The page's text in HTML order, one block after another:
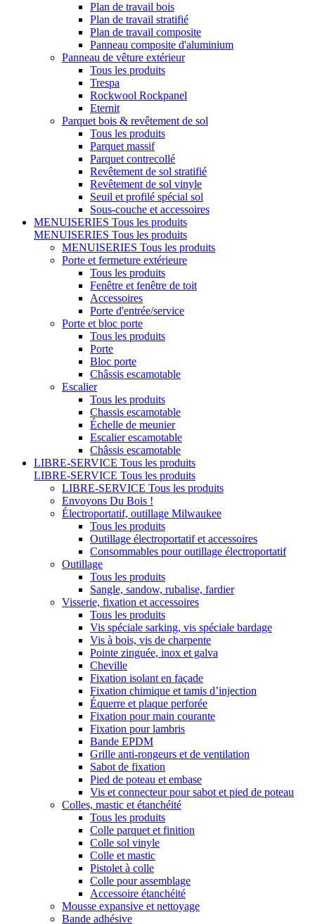
Plan de travail bois
Plan de travail stratifié
Plan de travail composite
Panneau composite d'aluminium
Panneau de vêture extérieur
Tous les produits
Trespa
Rockwool Rockpanel
Eternit
Parquet bois & revêtement de sol
Tous les produits
Parquet massif
Parquet contrecollé
Revêtement de sol stratifié
Revêtement de sol vinyle
Seuil et profilé spécial sol
Sous-couche et accessoires
MENUISERIES Tous les produits
MENUISERIES Tous les produits
MENUISERIES Tous les produits
Porte et fermeture extérieure
Tous les produits
Fenêtre et fenêtre de toit
Accessoires
Porte d'entrée/service
Porte et bloc porte
Tous les produits
Porte
Bloc porte
Châssis escamotable
Escalier
Tous les produits
Chassis escamotable
Échelle de meunier
Escalier escamotable
Châssis escamotable
LIBRE-SERVICE Tous les produits
LIBRE-SERVICE Tous les produits
LIBRE-SERVICE Tous les produits
Envoyons Du Bois !
Électroportatif, outillage Milwaukee
Tous les produits
Outillage électroportatif et accessoires
Consommables pour outillage électroportatif
Outillage
Tous les produits
Sangle, sandow, rubalise, fardier
Visserie, fixation et accessoires
Tous les produits
Vis spéciale sarking, vis spéciale bardage
Vis à bois, vis de charpente
Pointe zinguée, inox et galva
Cheville
Fixation isolant en façade
Fixation chimique et tamis d’injection
Équerre et plaque perforée
Fixation pour main courante
Fixation pour lambris
Bande EPDM
Grille anti-rongeurs et de ventilation
Sabot de fixation
Pied de poteau et embase
Vis et connecteur pour sabot et pied de poteau
Colles, mastic et étanchéité
Tous les produits
Colle parquet et finition
Colle sol vinyle
Colle et mastic
Pistolet à colle
Colle pour assemblage
Accessoire étanchéité
Mousse expansive et nettoyage
Bande adhésive